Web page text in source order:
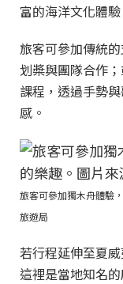
富的海洋文化體驗
旅客可參加傳統
划槳與團隊合作
課程，透過手勢
感。
旅客可參加獨木舟體驗
旅遊局
若行程延伸至夏
這裡是當地知名